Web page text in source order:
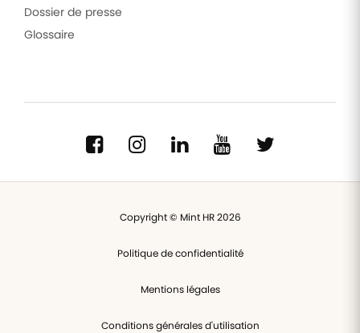
Dossier de presse
Glossaire
Copyright © Mint HR 2026
Politique de confidentialité
Mentions légales
Conditions générales d'utilisation